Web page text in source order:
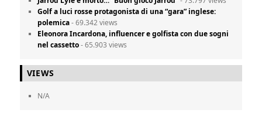
Golf a luci rosse protagonista di una “gara” inglese:
polemica- 69.342 views
Eleonora Incardona, influencer e golfista con due sogni
nel cassetto- 65.903 views
VIEWS
N/A